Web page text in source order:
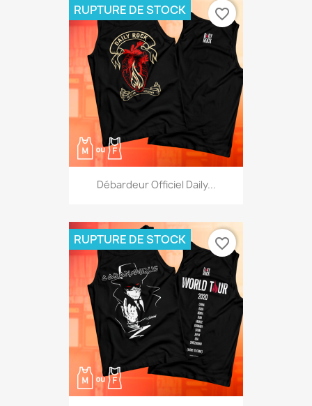
Débardeur Officiel Daily...
RUPTURE DE STOCK favorite_border
RUPTURE DE STOCK favorite_border